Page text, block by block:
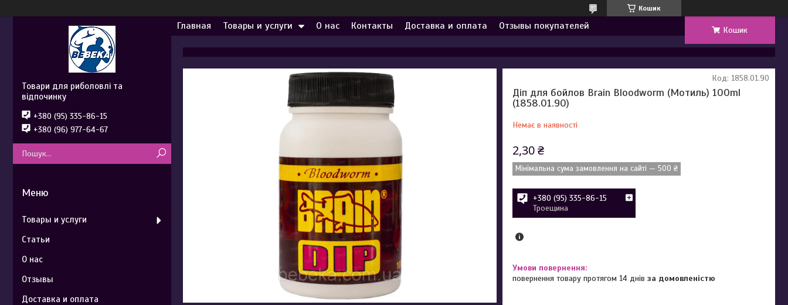
Кошик
Главная Товары и услуги О нас Контакты Доставка и оплата Отзывы покупателей Кошик
Діп для бойлов Brain Bloodworm (Мотиль) 100ml
(1858.01.90)
Немає в наявності
Код: 1858.01.90
2,30 ₴
Мінімальна сума замовлення на сайті — 500 ₴
+380 (95) 335-86-15
Троещина
повернення товару протягом 14 днівза домовленістю
Товари для риболовлі та
відпочинку
+380 (95) 335-86-15
+380 (96) 977-64-67
Товары и услуги
Статьи
О нас
Отзывы
Доставка и оплата